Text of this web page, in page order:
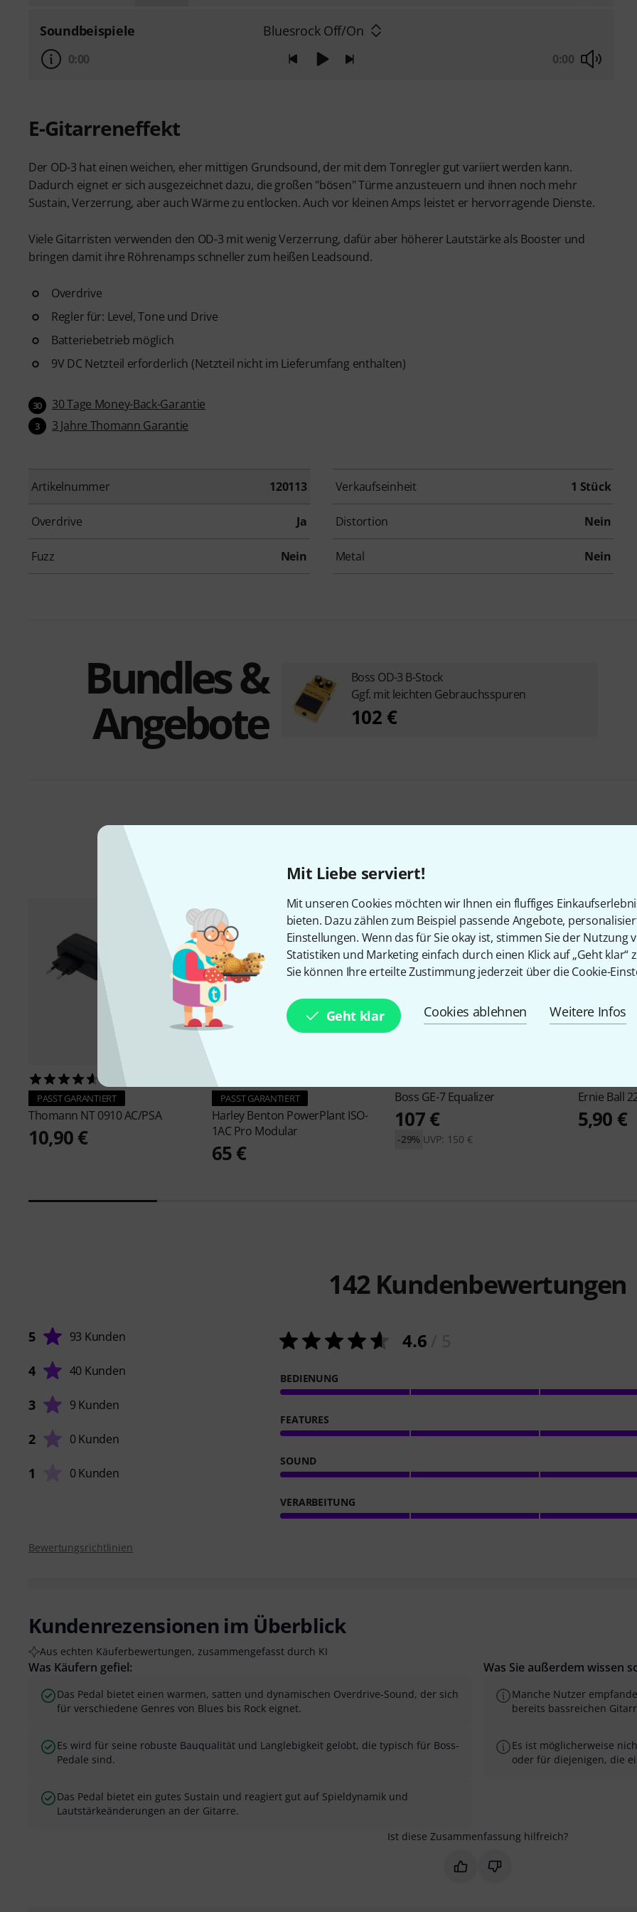
Mit Liebe serviert!
Mit unseren Cookies möchten wir Ihnen ein fluffiges
bieten. Dazu zählen zum Beispiel passende Angebote,
Einstellungen. Wenn das für Sie okay ist, stimmen Sie der Nutzung
Statistiken und Marketing einfach durch einen Klick auf „Geht klar“
Sie können Ihre erteilte Zustimmung jederzeit über die Cookie-
Geht klar Cookies ablehnen Weitere Infos
Soundbeispiele Bluesrock Off/On
0:00 0:00
E-Gitarreneffekt
Der OD-3 hat einen weichen, eher mittigen Grundsound, der mit dem Tonregler gut variiert werden kann.
Dadurch eignet er sich ausgezeichnet dazu, die großen "bösen" Türme anzusteuern und ihnen noch mehr
Sustain, Verzerrung, aber auch Wärme zu entlocken. Auch vor kleinen Amps leistet er hervorragende Dienste.
Viele Gitarristen verwenden den OD-3 mit wenig Verzerrung, dafür aber höherer Lautstärke als Booster und
bringen damit ihre Röhrenamps schneller zum heißen Leadsound.
Overdrive
Regler für: Level, Tone und Drive
Batteriebetrieb möglich
9V DC Netzteil erforderlich (Netzteil nicht im Lieferumfang enthalten)
30 30 Tage Money-Back-Garantie
3 3 Jahre Thomann Garantie
Artikelnummer 120113 Verkaufseinheit 1 Stück
Overdrive Ja Distortion Nein
Fuzz Nein Metal Nein
Bundles &
Angebote
Boss OD-3 B-Stock
Ggf. mit leichten Gebrauchsspuren
102 €
PASST GARANTIERT
Thomann NT 0910 AC/PSA
10,90 €
PASST GARANTIERT
Harley Benton PowerPlant ISO-
1AC Pro Modular
65 €
Boss GE-7 Equalizer
107 €
UVP: 150 €
-29%
Ernie Ball
5,90 €
142Kundenbewertungen
5 93 Kunden
4 40 Kunden
3 9 Kunden
2 0 Kunden
1 0 Kunden
4.6
BEDIENUNG
FEATURES
SOUND
VERARBEITUNG
Bewertungsrichtlinien
Kundenrezensionen im Überblick
Aus echten Käuferbewertungen, zusammengefasst durch KI
Was Käufern gefiel:
Das Pedal bietet einen warmen, satten und dynamischen Overdrive-Sound, der sich
für verschiedene Genres von Blues bis Rock eignet.
Es wird für seine robuste Bauqualität und Langlebigkeit gelobt, die typisch für Boss-
Pedale sind.
Das Pedal bietet ein gutes Sustain und reagiert gut auf Spieldynamik und
Lautstärkeänderungen an der Gitarre.
Was Sie außerdem wissen
Manche Nutzer
bereits bassreichen
Es ist möglicherweise
oder für diejenigen, die
Ist diese Zusammenfassung hilfreich?
Markieren Sie diese
Markieren Sie diese